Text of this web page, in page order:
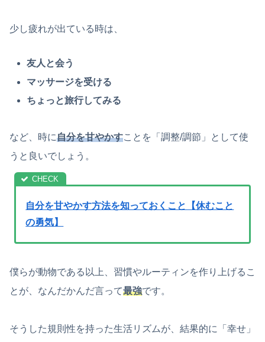
少し疲れが出ている時は、
友人と会う
マッサージを受ける
ちょっと旅行してみる
など、時に自分を甘やかすことを「調整/調節」として使
うと良いでしょう。
自分を甘やかす方法を知っておくこと【休むこと
の勇気】
僕らが動物である以上、習慣やルーティンを作り上げるこ
とが、なんだかんだ言って最強です。
そうした規則性を持った生活リズムが、結果的に「幸せ」